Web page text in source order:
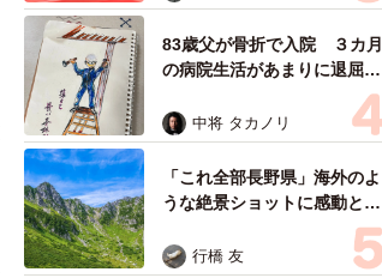
も組まねえよ！」
83歳父が骨折で入院 ３カ月
の病院生活があまりに退屈で
い！」→スケッチブックを見
た家族が仰天「これ、売れま
すよ…」
中将 タカノリ
「これ全部長野県」海外のよ
うな絶景ショットに感動と反
響「離れてからいいところだ
ったんだって気づいた」
行橋 友